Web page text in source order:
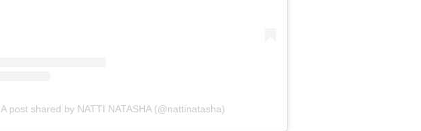
A post shared by NATTI NATASHA (@nattinatasha)